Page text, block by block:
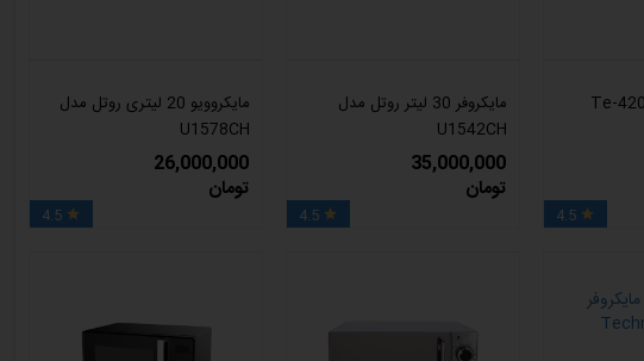

مایکروفر 30 لیتر روتل مدل
U1542CH
35,000,000
تومان

مایکروویو 20 لیتری روتل مدل
U1578CH
26,000,000
تومان

4.5